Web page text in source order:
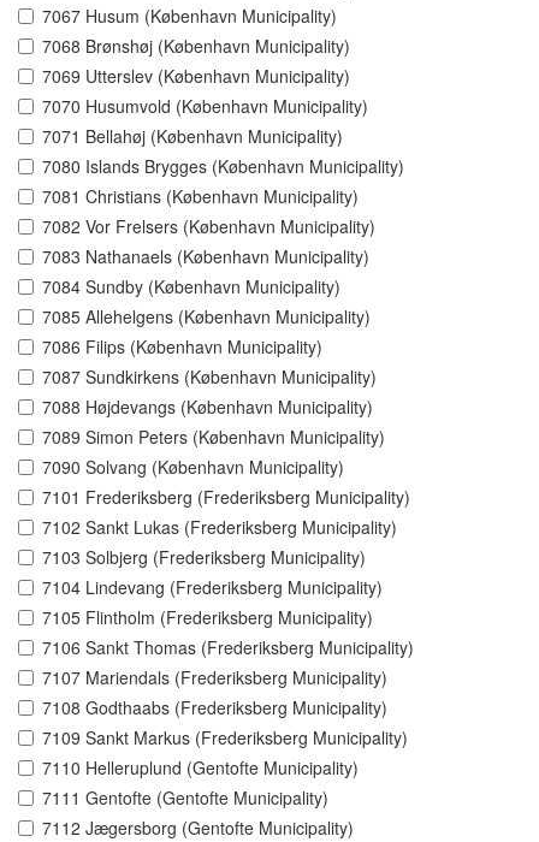
7067 Husum (København Municipality)
7068 Brønshøj (København Municipality)
7069 Utterslev (København Municipality)
7070 Husumvold (København Municipality)
7071 Bellahøj (København Municipality)
7080 Islands Brygges (København Municipality)
7081 Christians (København Municipality)
7082 Vor Frelsers (København Municipality)
7083 Nathanaels (København Municipality)
7084 Sundby (København Municipality)
7085 Allehelgens (København Municipality)
7086 Filips (København Municipality)
7087 Sundkirkens (København Municipality)
7088 Højdevangs (København Municipality)
7089 Simon Peters (København Municipality)
7090 Solvang (København Municipality)
7101 Frederiksberg (Frederiksberg Municipality)
7102 Sankt Lukas (Frederiksberg Municipality)
7103 Solbjerg (Frederiksberg Municipality)
7104 Lindevang (Frederiksberg Municipality)
7105 Flintholm (Frederiksberg Municipality)
7106 Sankt Thomas (Frederiksberg Municipality)
7107 Mariendals (Frederiksberg Municipality)
7108 Godthaabs (Frederiksberg Municipality)
7109 Sankt Markus (Frederiksberg Municipality)
7110 Helleruplund (Gentofte Municipality)
7111 Gentofte (Gentofte Municipality)
7112 Jægersborg (Gentofte Municipality)